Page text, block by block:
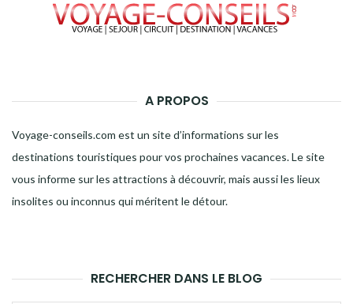
A PROPOS
Voyage-conseils.com est un site d’informations sur les
destinations touristiques pour vos prochaines vacances. Le site
vous informe sur les attractions à découvrir, mais aussi les lieux
insolites ou inconnus qui méritent le détour.
RECHERCHER DANS LE BLOG